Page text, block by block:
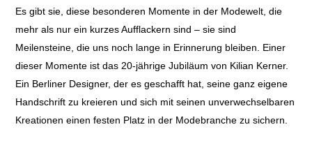
Es gibt sie, diese besonderen Momente in der Modewelt, die
mehr als nur ein kurzes Aufflackern sind – sie sind
Meilensteine, die uns noch lange in Erinnerung bleiben. Einer
dieser Momente ist das 20-jährige Jubiläum von Kilian Kerner.
Ein Berliner Designer, der es geschafft hat, seine ganz eigene
Handschrift zu kreieren und sich mit seinen unverwechselbaren
Kreationen einen festen Platz in der Modebranche zu sichern.